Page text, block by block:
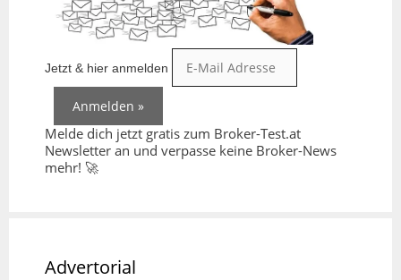
Jetzt & hier anmelden
Melde dich jetzt gratis zum Broker-Test.at
Newsletter an und verpasse keine Broker-News
mehr! 🚀
Advertorial